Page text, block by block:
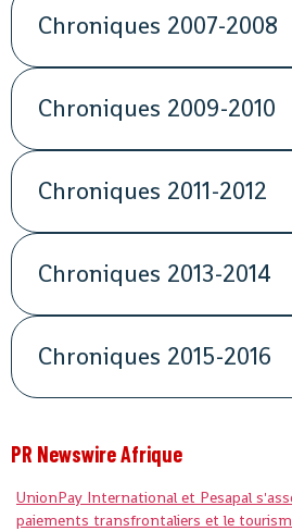
Chroniques 2007-2008
Chroniques 2009-2010
Chroniques 2011-2012
Chroniques 2013-2014
Chroniques 2015-2016
PR Newswire Afrique
UnionPay International et Pesapal
paiements transfrontaliers et le